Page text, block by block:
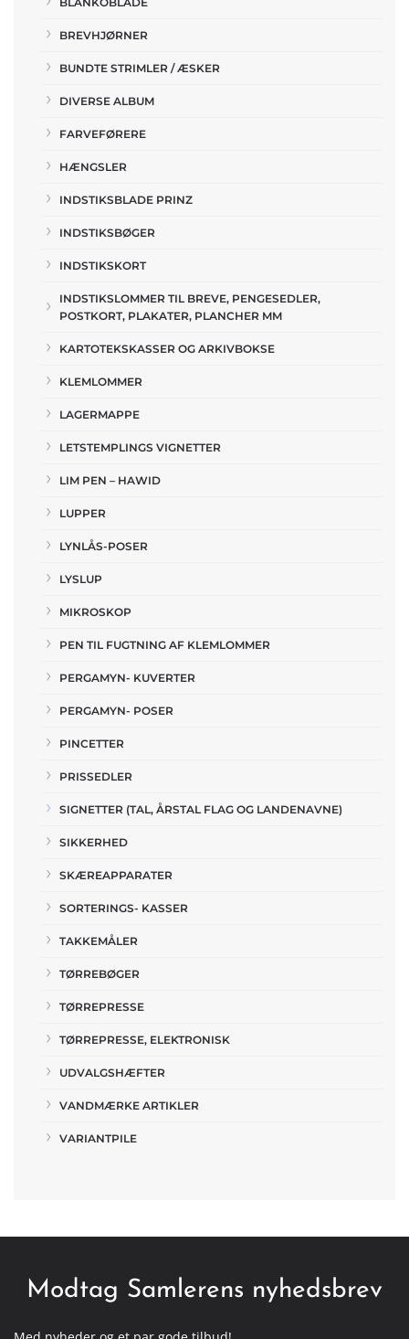
BREVHJØRNER
BUNDTE STRIMLER / ÆSKER
DIVERSE ALBUM
FARVEFØRERE
HÆNGSLER
INDSTIKSBLADE PRINZ
INDSTIKSBØGER
INDSTIKSKORT
INDSTIKSLOMMER TIL BREVE, PENGESEDLER,
POSTKORT, PLAKATER, PLANCHER MM
KARTOTEKSKASSER OG ARKIVBOKSE
KLEMLOMMER
LAGERMAPPE
LETSTEMPLINGS VIGNETTER
LIM PEN – HAWID
LUPPER
LYNLÅS-POSER
LYSLUP
MIKROSKOP
PEN TIL FUGTNING AF KLEMLOMMER
PERGAMYN- KUVERTER
PERGAMYN- POSER
PINCETTER
PRISSEDLER
SIGNETTER (TAL, ÅRSTAL FLAG OG LANDENAVNE)
SIKKERHED
SKÆREAPPARATER
SORTERINGS- KASSER
TAKKEMÅLER
TØRREBØGER
TØRREPRESSE
TØRREPRESSE, ELEKTRONISK
UDVALGSHÆFTER
VANDMÆRKE ARTIKLER
VARIANTPILE
Modtag Samlerens nyhedsbrev